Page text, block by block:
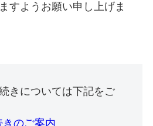
すようお願い申し上げま
きについては下記をご
のご案内